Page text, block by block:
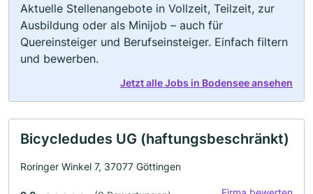
Aktuelle Stellenangebote in Vollzeit, Teilzeit, zur
Ausbildung oder als Minijob – auch für
Quereinsteiger und Berufseinsteiger. Einfach filtern
und bewerben.
Jetzt alle Jobs in Bodensee ansehen
Bicycledudes UG (haftungsbeschränkt)
Roringer Winkel 7, 37077 Göttingen